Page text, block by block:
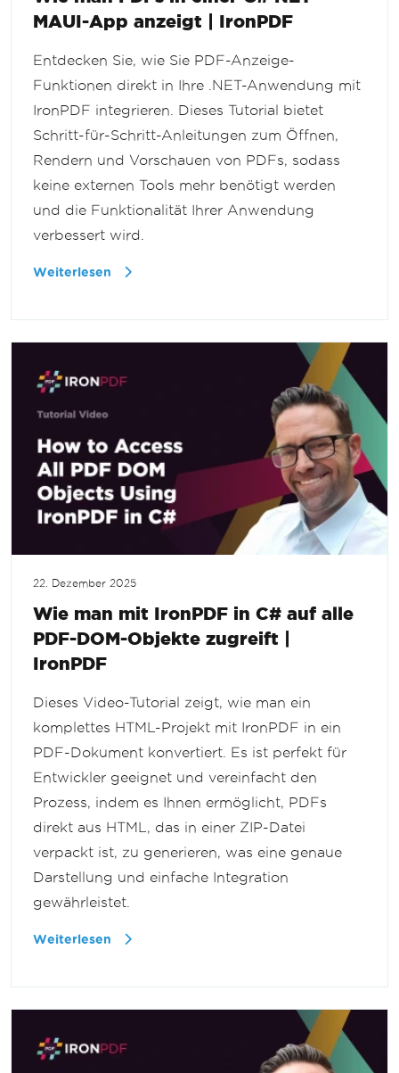
MAUI-App anzeigt | IronPDF
Entdecken Sie, wie Sie PDF-Anzeige-
Funktionen direkt in Ihre .NET-Anwendung mit
IronPDF integrieren. Dieses Tutorial bietet
Schritt-für-Schritt-Anleitungen zum Öffnen,
Rendern und Vorschauen von PDFs, sodass
keine externen Tools mehr benötigt werden
und die Funktionalität Ihrer Anwendung
verbessert wird.
Weiterlesen
22. Dezember 2025
Wie man mit IronPDF in C# auf alle
PDF-DOM-Objekte zugreift |
IronPDF
Dieses Video-Tutorial zeigt, wie man ein
komplettes HTML-Projekt mit IronPDF in ein
PDF-Dokument konvertiert. Es ist perfekt für
Entwickler geeignet und vereinfacht den
Prozess, indem es Ihnen ermöglicht, PDFs
direkt aus HTML, das in einer ZIP-Datei
verpackt ist, zu generieren, was eine genaue
Darstellung und einfache Integration
gewährleistet.
Weiterlesen